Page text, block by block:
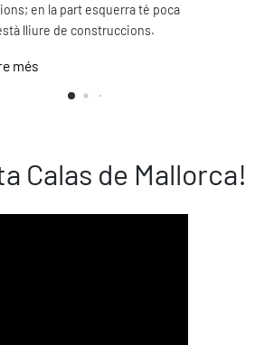
en la part esquerra té poca
lliure de construccions.
més
Calas de Mallorca!